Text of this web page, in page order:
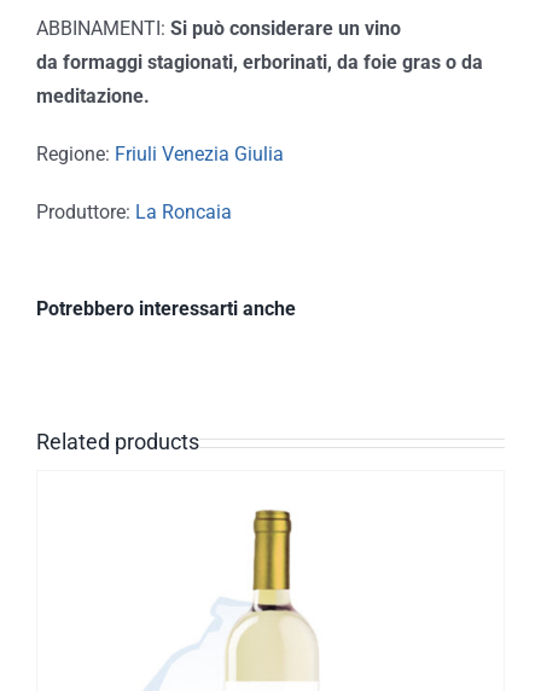
ABBINAMENTI: Si può considerare un vino
da formaggi stagionati, erborinati, da foie gras o da
meditazione.
Regione: Friuli Venezia Giulia
Produttore: La Roncaia
Potrebbero interessarti anche
Related products